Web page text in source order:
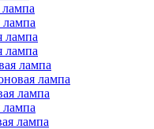
лампа
лампа
лампа
лампа
лампа
лампа
лампа
лампа